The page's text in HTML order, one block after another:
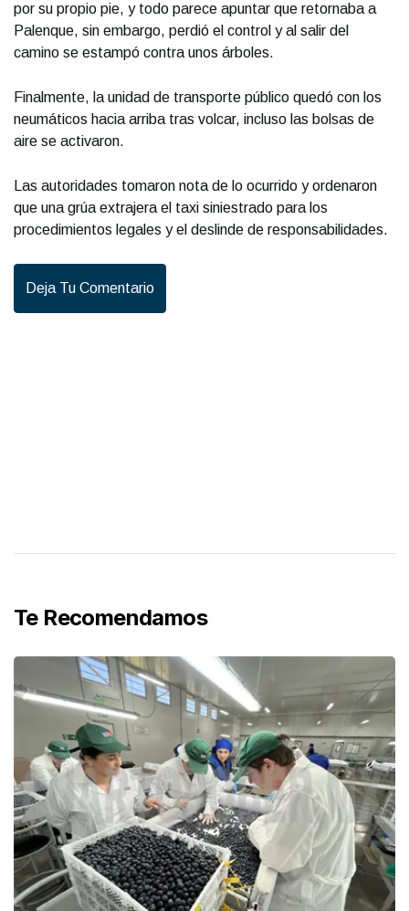
por su propio pie, y todo parece apuntar que retornaba a
Palenque, sin embargo, perdió el control y al salir del
camino se estampó contra unos árboles.
Finalmente, la unidad de transporte público quedó con los
neumáticos hacia arriba tras volcar, incluso las bolsas de
aire se activaron.
Las autoridades tomaron nota de lo ocurrido y ordenaron
que una grúa extrajera el taxi siniestrado para los
procedimientos legales y el deslinde de responsabilidades.
Deja Tu Comentario
Te Recomendamos